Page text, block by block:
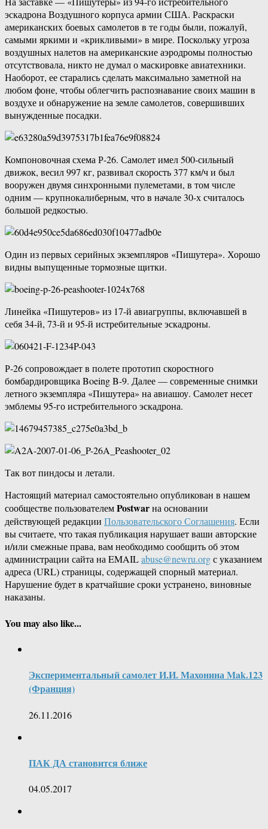
эскадрона Воздушного корпуса армии США. Раскраски
американских боевых самолетов в те годы были, пожалуй,
самыми яркими и «крикливыми» в мире. Поскольку угроза
воздушных налетов на американские аэродромы полностью
отсутствовала, никто не думал о маскировке авиатехники.
Наоборот, ее старались сделать максимально заметной на
любом фоне, чтобы облегчить распознавание своих машин в
воздухе и обнаружение на земле самолетов, совершивших
вынужденные посадки.
Компоновочная схема Р-26. Самолет имел 500-сильный
движок, весил 997 кг, развивал скорость 377 км/ч и был
вооружен двумя синхронными пулеметами, в том числе
одним — крупнокалиберным, что в начале 30-х считалось
большой редкостью.
Один из первых серийных экземпляров «Пишутера». Хорошо
видны выпущенные тормозные щитки.
Линейка «Пишутеров» из 17-й авиагруппы, включавшей в
себя 34-й, 73-й и 95-й истребительные эскадроны.
Р-26 сопровождает в полете прототип скоростного
бомбардировщика Boeing B-9. Далее — современные снимки
летного экземпляра «Пишутера» на авиашоу. Самолет несет
эмблемы 95-го истребительного эскадрона.
Так вот пиндосы и летали.
Настоящий материал самостоятельно опубликован в нашем
сообществе пользователемPostwarна основании
действующей редакции Пользовательского Соглашения. Если
вы считаете, что такая публикация нарушает ваши авторские
и/или смежные права, вам необходимо сообщить об этом
администрации сайта на EMAILabuse@newru.orgс указанием
адреса (URL) страницы, содержащей спорный материал.
Нарушение будет в кратчайшие сроки устранено, виновные
наказаны.
You may also like...
Экспериментальный самолет И.И. Махонина Mak.123
(Франция)
26.11.2016
ПАК ДА становится ближе
04.05.2017